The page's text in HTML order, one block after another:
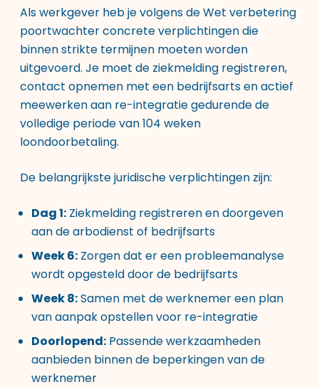
Als werkgever heb je volgens de Wet verbetering
poortwachter concrete verplichtingen die
binnen strikte termijnen moeten worden
uitgevoerd. Je moet de ziekmelding registreren,
contact opnemen met een bedrijfsarts en actief
meewerken aan re-integratie gedurende de
volledige periode van 104 weken
loondoorbetaling.
De belangrijkste juridische verplichtingen zijn:
Dag 1: Ziekmelding registreren en doorgeven
aan de arbodienst of bedrijfsarts
Week 6: Zorgen dat er een probleemanalyse
wordt opgesteld door de bedrijfsarts
Week 8:Samen met de werknemer een plan
van aanpak opstellen voor re-integratie
Doorlopend: Passende werkzaamheden
aanbieden binnen de beperkingen van de
werknemer